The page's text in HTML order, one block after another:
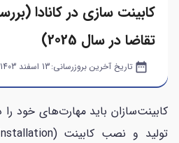
کابینت سازی در کانادا
تقاضا در سال 2025)
date_range تاریخ آخرین بروزرسانی:13 اسفند 1403
کابینت‌سازان باید مهارت‌های خود را